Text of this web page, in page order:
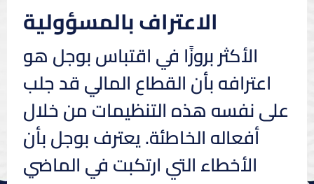
الاعتراف بالمسؤولية
الأكثر بروزًا في اقتباس بوجل هو
اعترافه بأن القطاع المالي قد جلب
على نفسه هذه التنظيمات من خلال
أفعاله الخاطئة. يعترف بوجل بأن
الأخطاء التي ارتكبت في الماضي